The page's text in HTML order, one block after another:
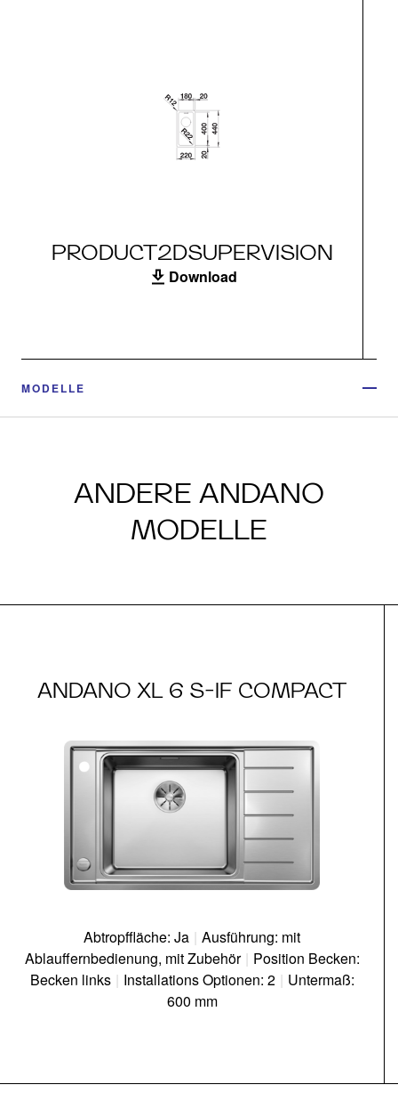
PRODUCT2DSUPERVISION
Download
MODELLE
ANDERE ANDANO
MODELLE
ANDANO XL 6 S-IF COMPACT
Abtropffläche: Ja | Ausführung: mit
Ablauffernbedienung, mit Zubehör | Position Becken:
Becken links | Installations Optionen: 2 | Untermaß:
600 mm